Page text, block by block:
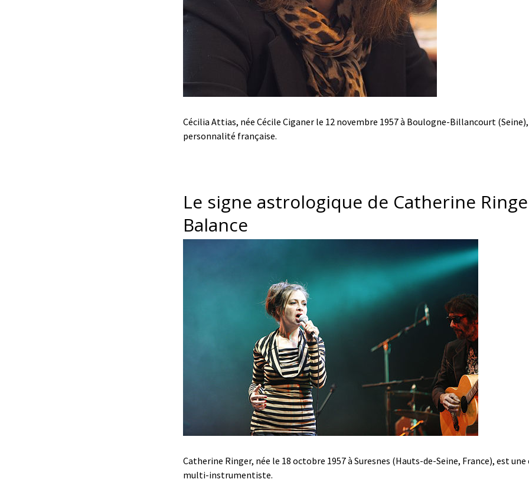
Cécilia Attias, née Cécile Ciganer le 12 novembre 1957 à Boulogne-Billancourt
personnalité française.
Le signe astrologique de Catherine
Balance
Catherine Ringer, née le 18 octobre 1957 à Suresnes (Hauts-de-Seine, France), est
multi-instrumentiste.